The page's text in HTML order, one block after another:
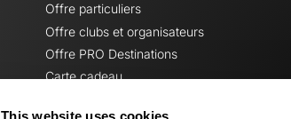
This website uses cookies
Offre particuliers
Offre clubs et organisateurs
Offre PRO Destinations
Carte cadeau